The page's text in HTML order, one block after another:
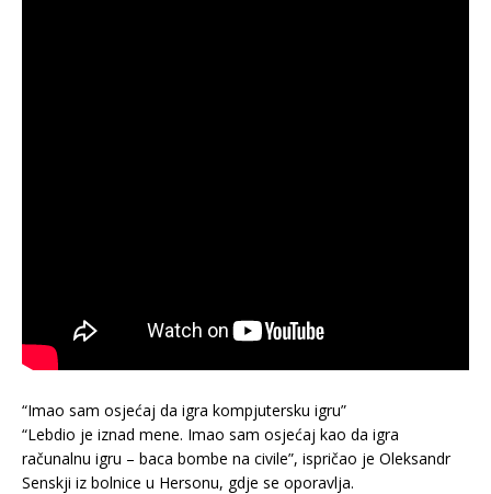
“Imao sam osjećaj da igra kompjutersku igru”
“Lebdio je iznad mene. Imao sam osjećaj kao da igra
računalnu igru – baca bombe na civile”, ispričao je Oleksandr
Senskji iz bolnice u Hersonu, gdje se oporavlja.